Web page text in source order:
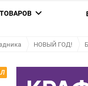
НОВЫЙ ГОД!